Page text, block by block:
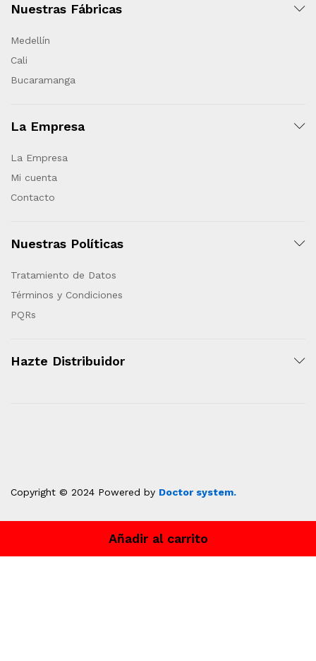
Añadir al carrito
Nuestras Fábricas
Medellín
Cali
Bucaramanga
La Empresa
La Empresa
Mi cuenta
Contacto
Nuestras Políticas
Tratamiento de Datos
Términos y Condiciones
PQRs
Hazte Distribuidor
Copyright © 2024 Powered by Doctor system.
¿En qué podemos ayudarte?